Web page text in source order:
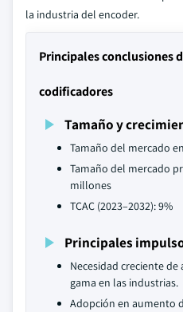
la industria del encoder.
Principales conclusiones
codificadores
Tamaño y
Tamaño del mercado
Tamaño del mercado
millones
TCAC (2023–2032): 9%
Principales
Necesidad creciente
gama en las industrias.
Adopción en aumento